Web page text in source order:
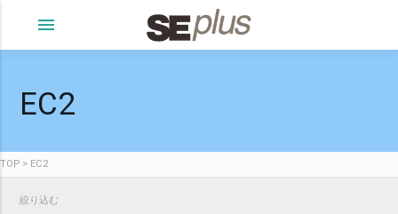
menu
EC2
TOP EC2
絞り込む